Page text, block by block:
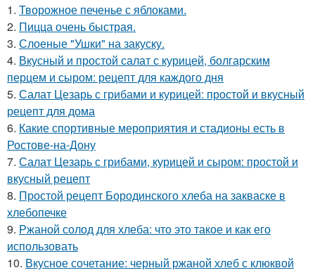
1. Творожное печенье с яблоками.
2. Пицца очень быстрая.
3. Слоеные "Ушки" на закуску.
4. Вкусный и простой салат с курицей, болгарским
перцем и сыром: рецепт для каждого дня
5. Салат Цезарь с грибами и курицей: простой и вкусный
рецепт для дома
6. Какие спортивные мероприятия и стадионы есть в
Ростове-на-Дону
7. Салат Цезарь с грибами, курицей и сыром: простой и
вкусный рецепт
8. Простой рецепт Бородинского хлеба на закваске в
хлебопечке
9. Ржаной солод для хлеба: что это такое и как его
использовать
10. Вкусное сочетание: черный ржаной хлеб с клюквой